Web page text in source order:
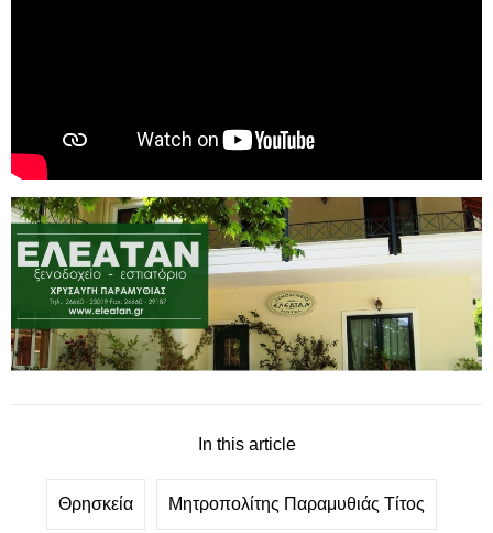
In this article
Θρησκεία Μητροπολίτης Παραμυθιάς Τίτος